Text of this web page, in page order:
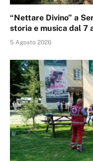
“Nettare Divino” a
storia e musica dal 7
5 Agosto 2026